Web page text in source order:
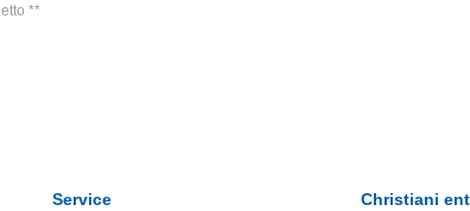
**
Service Christiani